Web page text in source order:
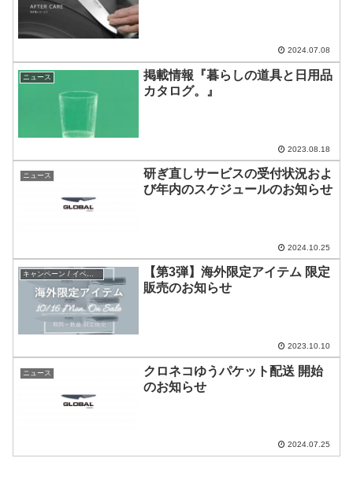
2024.07.08
ニュース
掲載情報『暮らしの道具と日用品
カタログ。』
2023.08.18
ニュース
研ぎ直しサービスの受付状況およ
び年内のスケジュールのお知らせ
2024.10.25
キャンペーン / イベント
【第3弾】海外限定アイテム 限定
販売のお知らせ
2023.10.10
ニュース
クロネコゆうパケット配送 開始
のお知らせ
2024.07.25